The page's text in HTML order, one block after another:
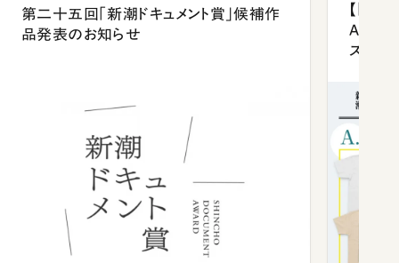
第二十五回「新潮ドキュメント賞」候補作
品発表のお知らせ
【「新
ズプレ